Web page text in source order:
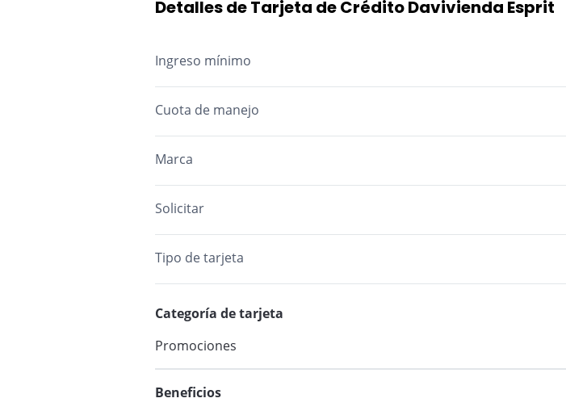
Detalles de Tarjeta de Crédito Davivienda Esprit
Ingreso mínimo
Cuota de manejo
Marca
Solicitar
Tipo de tarjeta
Categoría de tarjeta
Promociones
Beneficios